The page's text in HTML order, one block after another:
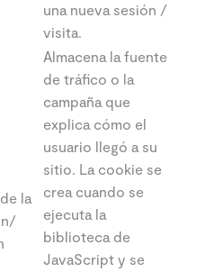
una nueva sesión /
visita.
la
Almacena la fuente
de tráfico o la
campaña que
explica cómo el
usuario llegó a su
sitio. La cookie se
crea cuando se
ejecuta la
biblioteca de
JavaScript y se